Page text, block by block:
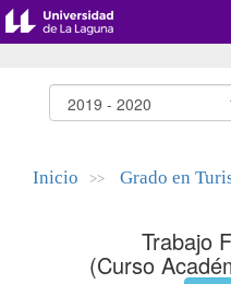
Inicio >> Grado en
Trabajo
(Curso